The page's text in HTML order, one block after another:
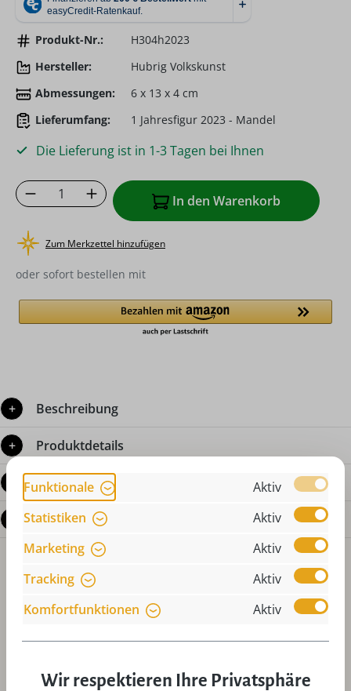
Produkt-Nr.:
H304h2023
Hersteller:
Hubrig Volkskunst
Abmessungen:
6 x 13 x 4 cm
Lieferumfang:
1 Jahresfigur 2023 - Mandel
Die Lieferung ist in 1-3 Tagen bei Ihnen
Produkt Anzahl: Gib den gewünschten
In den Warenkorb
Zum Merkzettel hinzufügen
oder sofort bestellen mit
Beschreibung
Produktdetails
Bewertungen
Fragen zum Produkt
Produktgalerie überspringen
Zubehör
Funktionale
Aktiv
Statistiken
Aktiv
Marketing
Aktiv
Tracking
Aktiv
Komfortfunktionen
Aktiv
Wir respektieren Ihre Privatsphäre